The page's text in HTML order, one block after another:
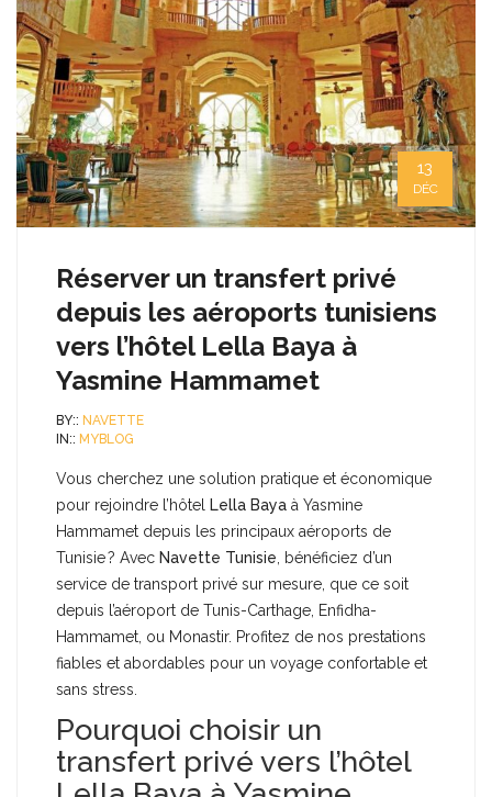
Réserver un transfert privé
depuis les aéroports tunisiens
vers l’hôtel Lella Baya à
Yasmine Hammamet
BY:: NAVETTE
IN:: MYBLOG
13
DÉC
Vous cherchez une solution pratique et économique
pour rejoindre l’hôtel
Lella Baya à Yasmine
Hammamet depuis les principaux aéroports de
Tunisie ? Avec Navette Tunisie , bénéficiez d’un
service de transport privé sur mesure, que ce soit
depuis l’aéroport de Tunis-Carthage, Enfidha-
Hammamet, ou Monastir. Profitez de nos prestations
fiables et abordables pour un voyage confortable et
sans stress.
Pourquoi choisir un
transfert privé vers l’hôtel